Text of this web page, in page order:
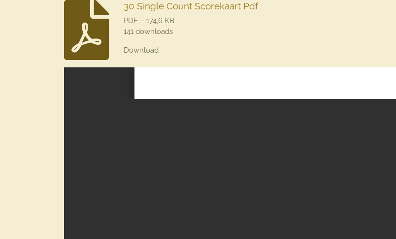
30 Single Count Scorekaart Pdf
PDF – 174,6 KB
141 downloads
Download